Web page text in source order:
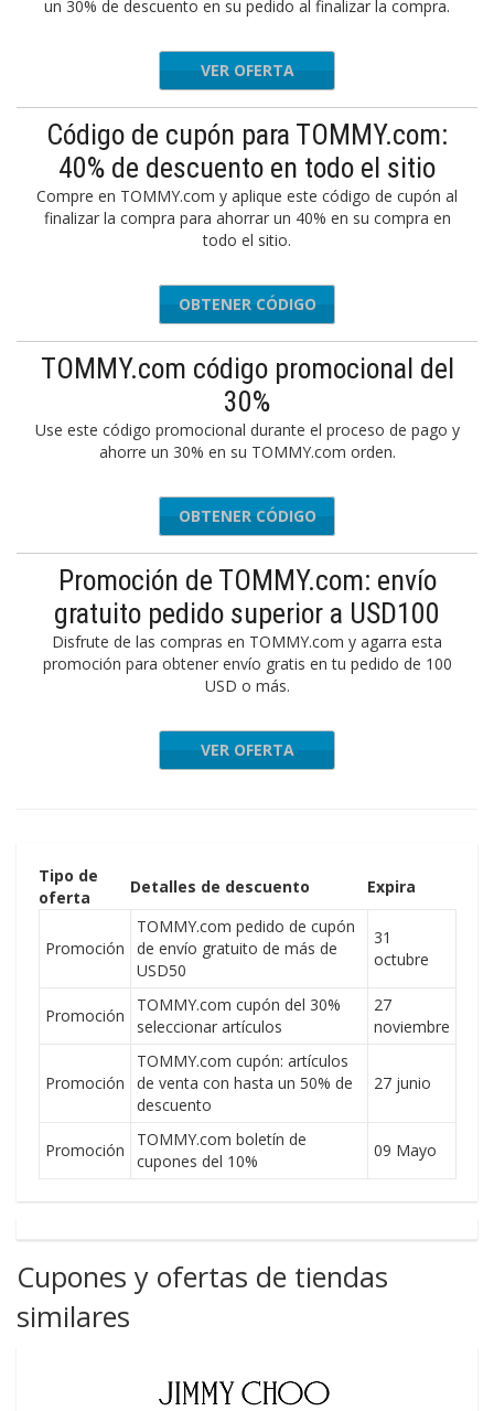
un 30% de descuento en su pedido al finalizar la compra.
VER OFERTA
Código de cupón para TOMMY.com:
40% de descuento en todo el sitio
Compre en TOMMY.com y aplique este código de cupón al
finalizar la compra para ahorrar un 40% en su compra en
todo el sitio.
FRIENDS
OBTENER CÓDIGO
TOMMY.com código promocional del
30%
Use este código promocional durante el proceso de pago y
ahorre un 30% en su TOMMY.com orden.
SINGLES
OBTENER CÓDIGO
Promoción de TOMMY.com: envío
gratuito pedido superior a USD100
Disfrute de las compras en TOMMY.com y agarra esta
promoción para obtener envío gratis en tu pedido de 100
USD o más.
VER OFERTA
Tipo de
oferta
Detalles de descuento Expira
Promoción
TOMMY.com pedido de cupón
de envío gratuito de más de
USD50
31
octubre
Promoción
TOMMY.com cupón del 30%
seleccionar artículos
27
noviembre
Promoción
TOMMY.com cupón: artículos
de venta con hasta un 50% de
descuento
27 junio
Promoción
TOMMY.com boletín de
cupones del 10%
09 Mayo
Cupones y ofertas de tiendas
similares